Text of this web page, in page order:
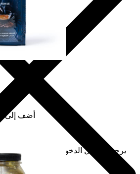
أضف إلى
يرجى تسجيل الدخول لإضافة هذا إلى